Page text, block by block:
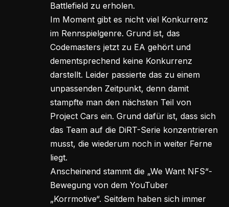
Battlefield zu erholen.
Im Moment gibt es nicht viel Konkurrenz
im Rennspielgenre. Grund ist, das
Codemasters jetzt zu EA gehört und
dementsprechend keine Konkurrenz
darstellt. Leider passierte das zu einem
unpassenden Zeitpunkt, denn damit
stampfte man den nächsten Teil von
Project Cars ein. Grund dafür ist, dass sich
das Team auf die DiRT-Serie konzentrieren
musst, die wiederum noch in weiter Ferne
liegt.
Anscheinend stammt die „We Want NFS“-
Bewegung von dem YouTuber
„Korrmotive“. Seitdem haben sich immer